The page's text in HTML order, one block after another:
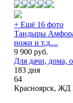
+ Ещё 16 фото
Тандыры Амфора
ножи и т.д....
9 900 руб.
Для дачи, дома,
183 дня
64
Красноярск, ЖД